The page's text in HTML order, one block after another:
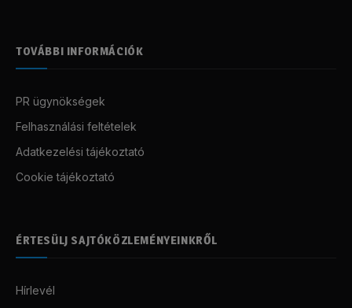
TOVÁBBI INFORMÁCIÓK
PR ügynökségek
Felhasználási feltételek
Adatkezelési tájékoztató
Cookie tájékoztató
ÉRTESÜLJ SAJTÓKÖZLEMÉNYEINKRŐL
Hírlevél